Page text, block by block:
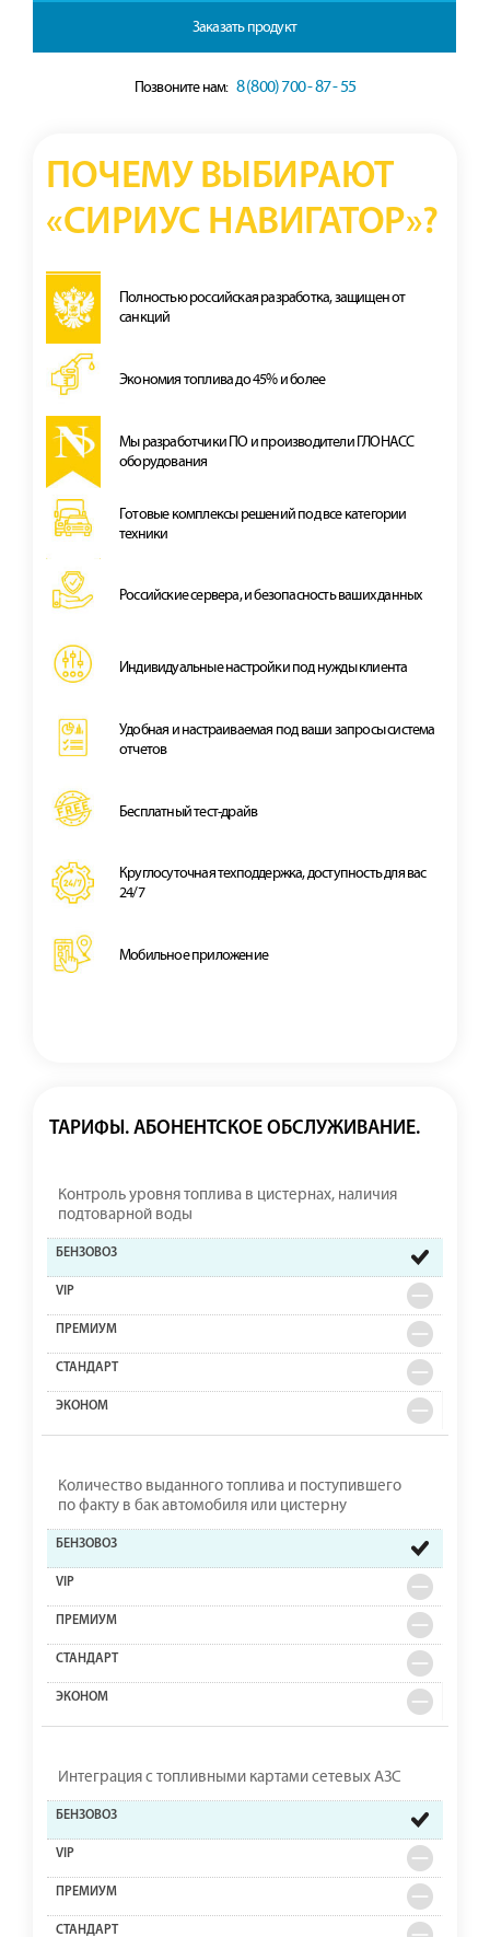
Заказать продукт
Позвоните нам: 8 (800) 700 - 87 - 55
ПОЧЕМУ ВЫБИРАЮТ
«СИРИУС НАВИГАТОР»?
Полностью российская разработка, защищен от
санкций
Экономия топлива до 45% и более
Мы разработчики ПО и производители ГЛОНАСС
оборудования
Готовые комплексы решений под все категории
техники
Российские сервера, и безопасность ваших данных
Индивидуальные настройки под нужды клиента
Удобная и наcтраиваемая под ваши запросы система
отчетов
Бесплатный тест-драйв
Круглосуточная техподдержка, доступность для вас
24/7
Мобильное приложение
ТАРИФЫ. АБОНЕНТСКОЕ ОБСЛУЖИВАНИЕ.
Контроль уровня топлива в цистернах, наличия
подтоварной воды
Количество выданного топлива и поступившего
по факту в бак автомобиля или цистерну
Интеграция с топливными картами сетевых АЗС